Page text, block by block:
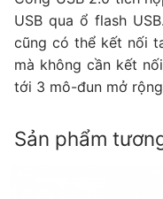
USB qua ổ flash
cũng có thể kết nối
mà không cần kết
tới 3 mô-đun mở
Sản phẩm